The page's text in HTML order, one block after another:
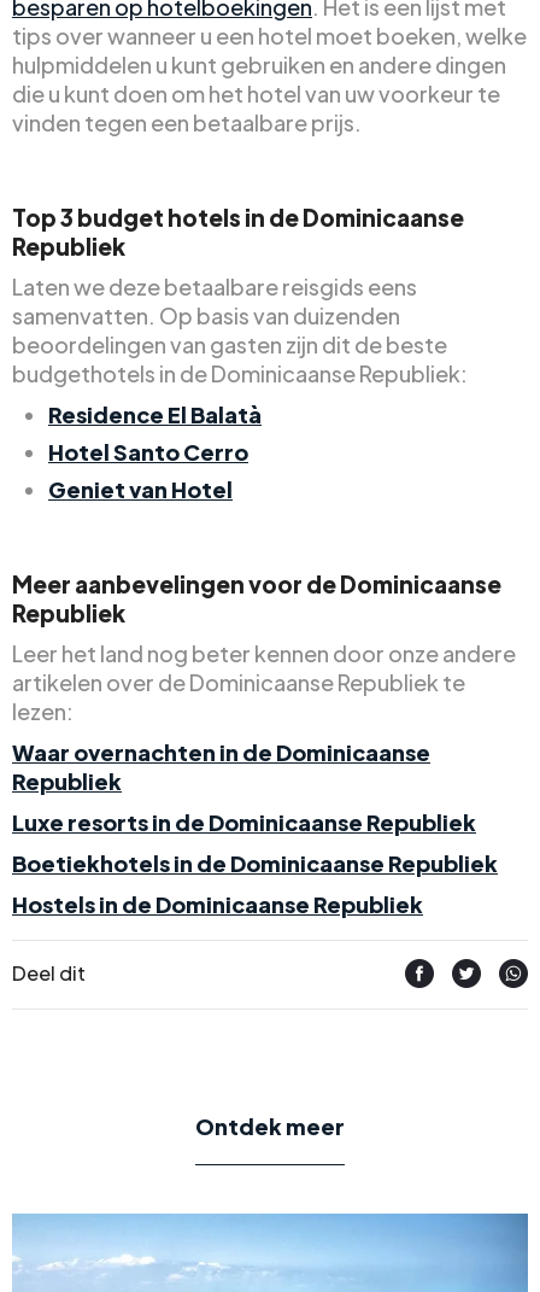
besparen op hotelboekingen. Het is een lijst met
tips over wanneer u een hotel moet boeken, welke
hulpmiddelen u kunt gebruiken en andere dingen
die u kunt doen om het hotel van uw voorkeur te
vinden tegen een betaalbare prijs.
Top 3 budget hotels in de Dominicaanse
Republiek
Laten we deze betaalbare reisgids eens
samenvatten. Op basis van duizenden
beoordelingen van gasten zijn dit de beste
budgethotels in de Dominicaanse Republiek:
Residence El Balatà
Hotel Santo Cerro
Geniet van Hotel
Meer aanbevelingen voor de Dominicaanse
Republiek
Leer het land nog beter kennen door onze andere
artikelen over de Dominicaanse Republiek te
lezen:
Waar overnachten in de Dominicaanse
Republiek
Luxe resorts in de Dominicaanse Republiek
Boetiekhotels in de Dominicaanse Republiek
Hostels in de Dominicaanse Republiek
Deel dit
Ontdek meer